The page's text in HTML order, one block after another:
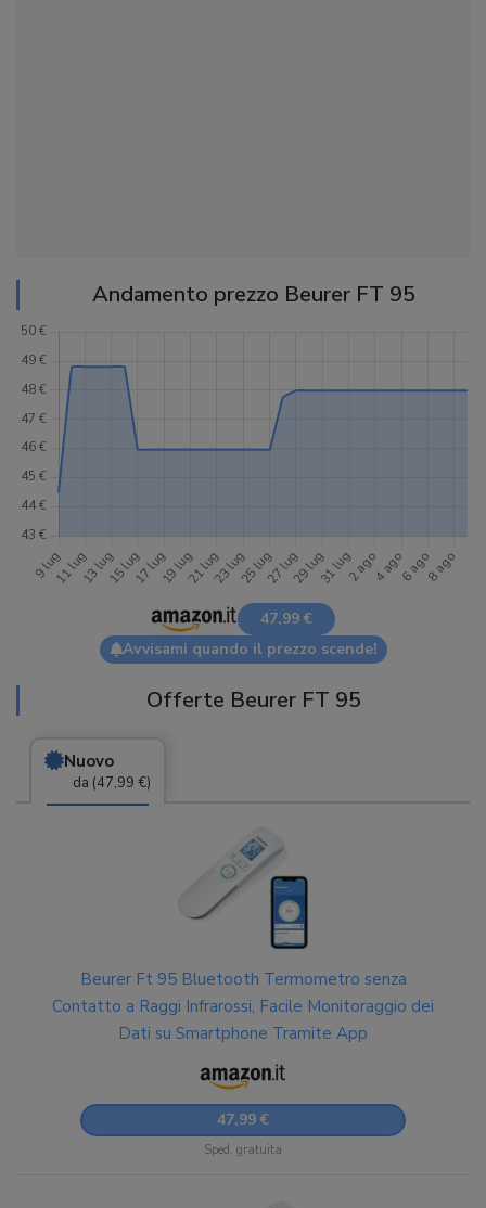
Andamento prezzo Beurer FT 95
47,99 €
Avvisami quando il prezzo scende!
Offerte Beurer FT 95
Nuovo
da (47,99 €)
Beurer Ft 95 Bluetooth Termometro senza
Contatto a Raggi Infrarossi, Facile Monitoraggio dei
Dati su Smartphone Tramite App
47,99 €
Sped. gratuita